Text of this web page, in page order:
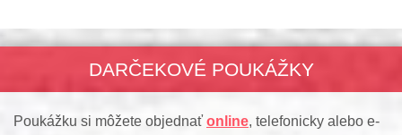
DARČEKOVÉ POUKÁŽKY
Poukážku si môžete objednať online, telefonicky alebo e-